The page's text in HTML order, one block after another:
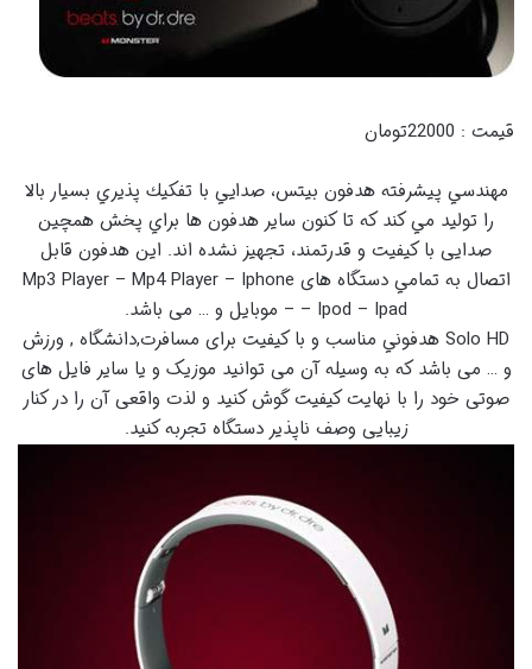
قیمت : 22000تومان
مهندسي پيشرفته هدفون بيتس، صدايي با تفكيك پذيري بسيار بالا
را توليد مي كند كه تا کنون سایر هدفون ها براي پخش همچین
صدایی با کیفیت و قدرتمند، تجهيز نشده اند. این هدفون قابل
اتصال به تمامي دستگاه های Mp3 Player – Mp4 Player – Iphone
– Ipod – Ipad – موبایل و … می باشد.
Solo HD هدفوني مناسب و با کیفیت برای مسافرت,دانشگاه , ورزش
و … می باشد که به وسیله آن می توانید موزیک و یا سایر فایل های
صوتی خود را با نهایت کیفیت گوش کنید و لذت واقعی آن را در کنار
زیبایی وصف ناپذیر دستگاه تجربه کنید.